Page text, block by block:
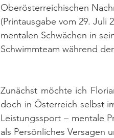
Oberösterreichischen
(Printausgabe vom 29. Juli
mentalen Schwächen in
Schwimmteam während
Zunächst möchte ich
doch in Österreich selbst
Leistungssport – mentale
als Persönliches Versagen